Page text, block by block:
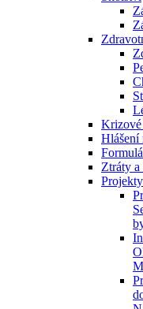
Hlášení
Ztráty a
Projekty